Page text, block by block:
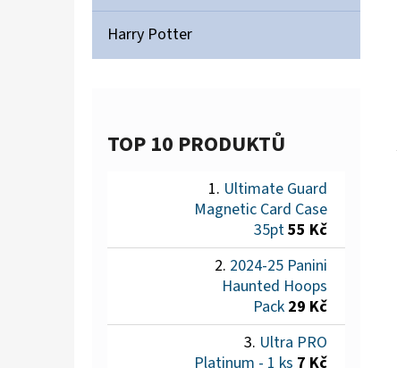
Harry Potter
TOP 10 PRODUKTŮ
Ultimate Guard
Magnetic Card Case
35pt55 Kč
2024-25 Panini
Haunted Hoops
Pack 29 Kč
Ultra PRO
Platinum - 1 ks 7 Kč